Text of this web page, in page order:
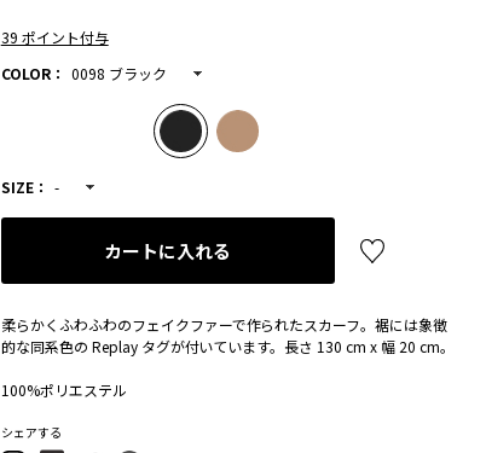
39 ポイント付与
COLOR： 0098 ブラック
SIZE： -
カートに入れる
柔らかくふわふわのフェイクファーで作られたスカーフ。裾には象徴
的な同系色の Replay タグが付いています。長さ 130 cm x 幅 20 cm。
100%ポリエステル
シェアする